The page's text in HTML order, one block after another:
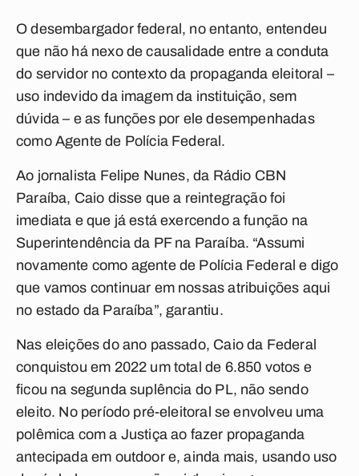
O desembargador federal, no entanto, entendeu
que não há nexo de causalidade entre a conduta
do servidor no contexto da propaganda eleitoral –
uso indevido da imagem da instituição, sem
dúvida – e as funções por ele desempenhadas
como Agente de Polícia Federal.
Ao jornalista Felipe Nunes, da Rádio CBN
Paraíba, Caio disse que a reintegração foi
imediata e que já está exercendo a função na
Superintendência da PF na Paraíba. “Assumi
novamente como agente de Polícia Federal e digo
que vamos continuar em nossas atribuições aqui
no estado da Paraíba”, garantiu.
Nas eleições do ano passado, Caio da Federal
conquistou em 2022 um total de 6.850 votos e
ficou na segunda suplência do PL, não sendo
eleito. No período pré-eleitoral se envolveu uma
polêmica com a Justiça ao fazer propaganda
antecipada em outdoor e, ainda mais, usando uso